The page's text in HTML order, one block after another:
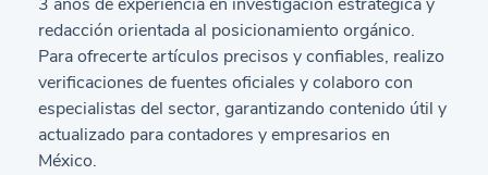
3 años de experiencia en investigación estratégica y
redacción orientada al posicionamiento orgánico.
Para ofrecerte artículos precisos y confiables, realizo
verificaciones de fuentes oficiales y colaboro con
especialistas del sector, garantizando contenido útil y
actualizado para contadores y empresarios en
México.